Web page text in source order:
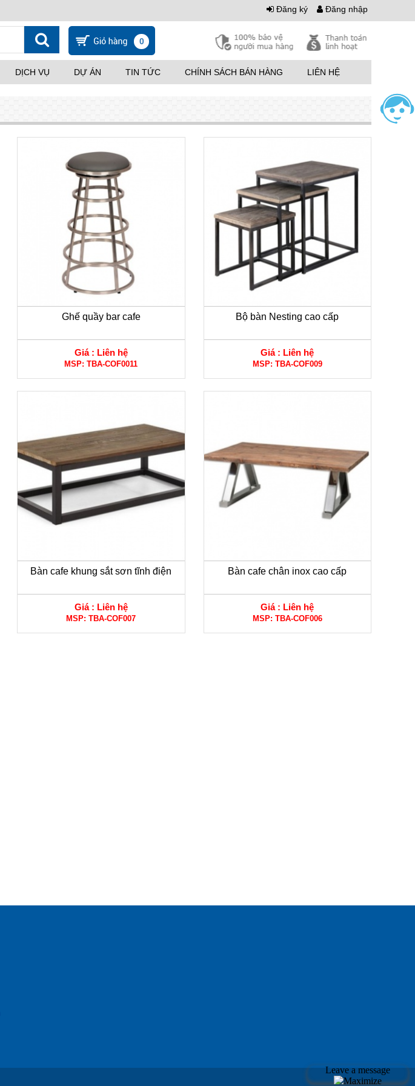
Đăng ký Đăng nhập
0
DỊCH VỤ DỰ ÁN TIN TỨC CHÍNH SÁCH BÁN HÀNG LIÊN HỆ
Ghế quầy bar cafe
Giá : Liên hệ
MSP:TBA-COF0011
Bộ bàn Nesting cao cấp
Giá : Liên hệ
MSP: TBA-COF009
Bàn cafe khung sắt sơn tĩnh điện
Giá : Liên hệ
MSP:TBA-COF007
Bàn cafe chân inox cao cấp
Giá : Liên hệ
MSP: TBA-COF006